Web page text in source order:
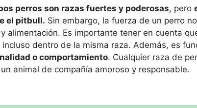
perros son razas fuertes y poderosas, pero
el pitbull. Sin embargo, la fuerza de un perro
alimentación. Es importante tener en cuenta
incluso dentro de la misma raza. Además, es
o comportamiento. Cualquier raza de
animal de compañía amoroso y responsable.